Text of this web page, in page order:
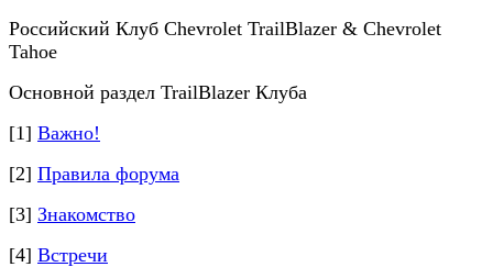
Российский Клуб Chevrolet TrailBlazer & Chevrolet
Tahoe
Основной раздел TrailBlazer Клуба
[1] Важно!
[2] Правила форума
[3] Знакомство
[4] Встречи